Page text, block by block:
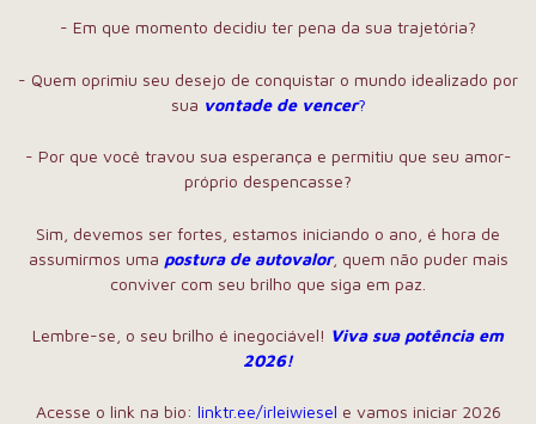
- Em que momento decidiu ter pena da sua trajetória?
- Quem oprimiu seu desejo de conquistar o mundo idealizado por
sua vontade de vencer?
- Por que você travou sua esperança e permitiu que seu amor-
próprio despencasse?
Sim, devemos ser fortes, estamos iniciando o ano, é hora de
assumirmos uma postura de autovalor, quem não puder mais
conviver com seu brilho que siga em paz.
Lembre-se, o seu brilho é inegociável! Viva sua potência em
2026!
Acesse o link na bio: linktr.ee/irleiwiesel e vamos iniciar 2026